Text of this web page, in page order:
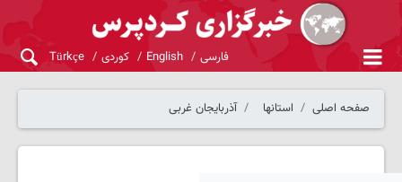
فارسی English کوردی Türkçe
صفحه اصلی استانها آذربایجان غربی